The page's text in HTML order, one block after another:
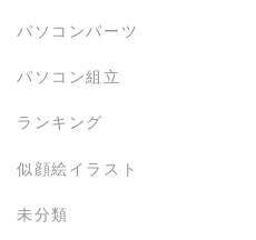
パソコンパーツ
パソコン組立
ランキング
似顔絵イラスト
未分類